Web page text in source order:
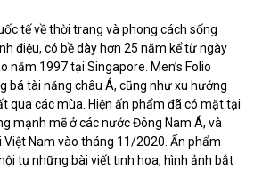
tế về thời trang và phong cách sống
điệu, có bề dày hơn 25 năm kể từ ngày
năm 1997 tại Singapore. Men’s Folio
bá tài năng châu Á, cũng như xu hướng
qua các mùa. Hiện ấn phẩm đã có mặt tại
mạnh mẽ ở các nước Đông Nam Á, và
Nam vào tháng 11/2020. Ấn phẩm
tụ những bài viết tinh hoa, hình ảnh bắt